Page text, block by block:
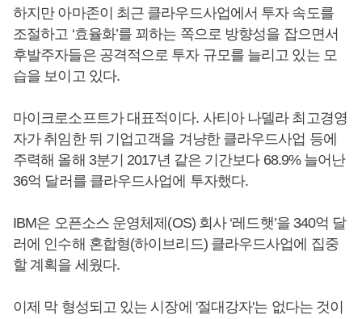
하지만 아마존이 최근 클라우드사업에서 투자 속도를
조절하고 ‘효율화’를 꾀하는 쪽으로 방향성을 잡으면서
후발주자들은 공격적으로 투자 규모를 늘리고 있는 모
습을 보이고 있다.
마이크로소프트가 대표적이다. 사티아 나델라 최고경영
자가 취임한 뒤 기업고객을 겨냥한 클라우드사업 등에
주력해 올해 3분기 2017년 같은 기간보다 68.9% 늘어난
36억 달러를 클라우드사업에 투자했다.
IBM은 오픈소스 운영체제(OS) 회사 ‘레드햇’을 340억 달
러에 인수해 혼합형(하이브리드) 클라우드사업에 집중
할 계획을 세웠다.
이제 막 형성되고 있는 시장에 '절대강자'는 없다는 것이